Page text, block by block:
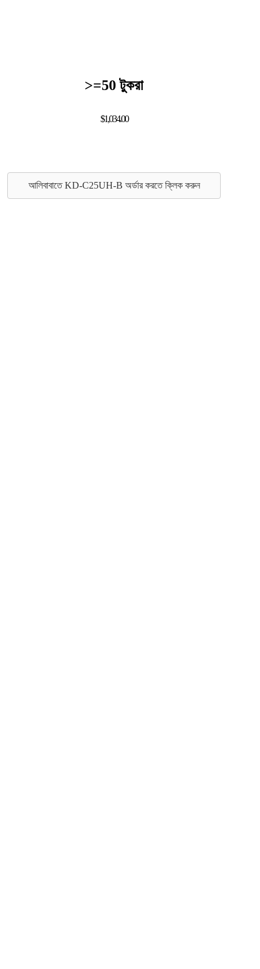
>=50 টুকরা
$1,034.00
আলিবাবাতে KD-C25UH-B অর্ডার করতে ক্লিক করুন